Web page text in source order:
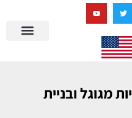
מגוגל ובניית